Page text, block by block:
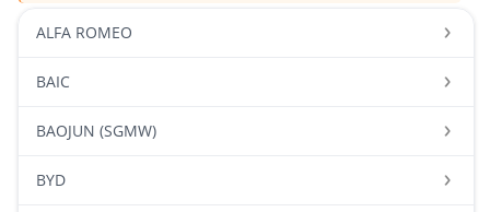
ALFA ROMEO
BAIC
BAOJUN (SGMW)
BYD